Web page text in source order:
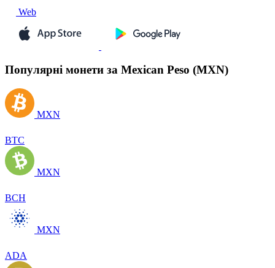
Web
Популярні монети за Mexican Peso (MXN)
MXN
BTC
MXN
BCH
MXN
ADA